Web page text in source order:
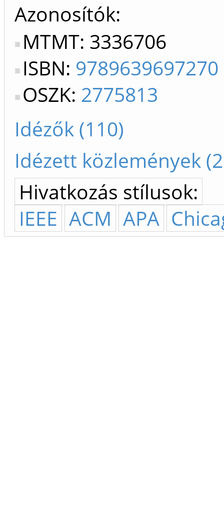
Azonosítók
MTMT: 3336706
ISBN: 9789639697270
OSZK: 2775813
Idézők (110)
Idézett közlemények
Hivatkozás stílusok:
IEEE ACM APA